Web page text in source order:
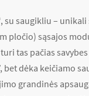
su saugikliu –
pločio) sąsajos
turi tas pačias
bet dėka keičiamo
grandinės